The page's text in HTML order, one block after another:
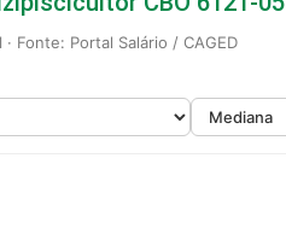
Fonte: Portal Salário / CAGED